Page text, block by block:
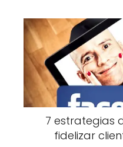
7 estrategias
fidelizar